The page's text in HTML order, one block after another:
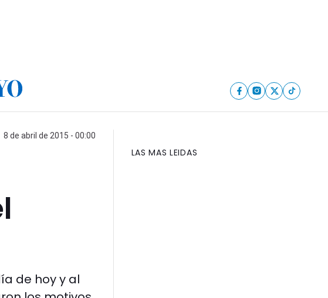
8 de abril de 2015 - 00:00
de hoy y al
LAS MAS LEIDAS